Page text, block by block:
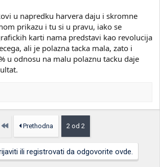
u napredku harvera daju i skromne
prikazu i tu si u pravu, iako se
karti nama predstavi kao revolucija
ali je polazna tacka mala, zato i
u odnosu na malu polaznu tacku daje
Prvo Prethodna 2 od 2
ili registrovati da odgovorite ovde.